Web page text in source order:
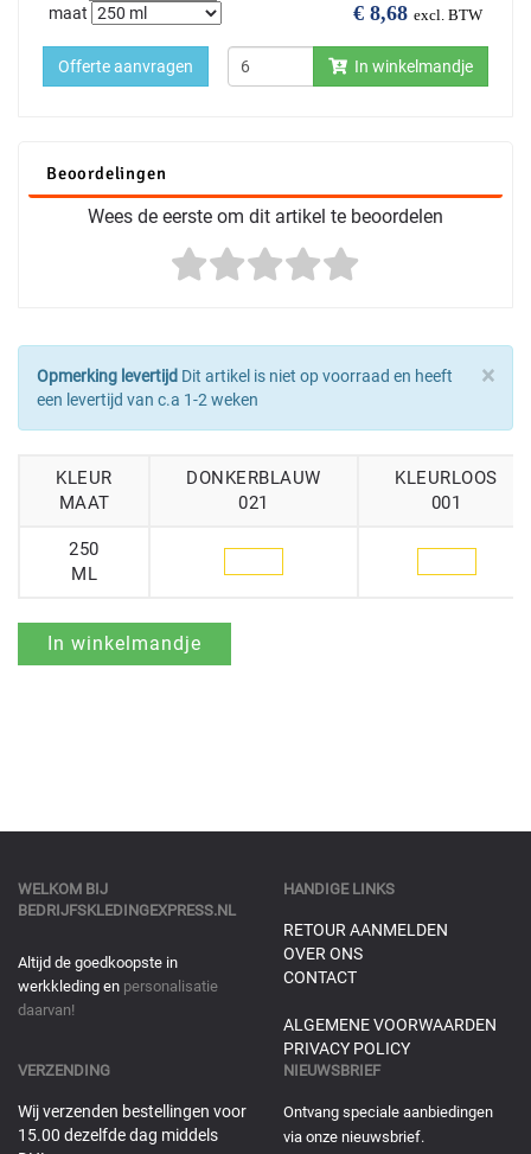
€ 8,68 excl. BTW
maat
In winkelmandje
Offerte aanvragen
Beoordelingen
Wees de eerste om dit artikel te beoordelen
×
Opmerking levertijd Dit artikel is niet op voorraad en heeft
een levertijd van c.a 1-2 weken
KLEUR
MAAT
DONKERBLAUW
021
KLEURLOOS
001
250
ML
WELKOM BIJ
BEDRIJFSKLEDINGEXPRESS.NL
Altijd de goedkoopste in
werkkleding en personalisatie
daarvan!
HANDIGE LINKS
RETOUR AANMELDEN
OVER ONS
CONTACT
ALGEMENE VOORWAARDEN
PRIVACY POLICY
VERZENDING
Wij verzenden bestellingen voor
15.00 dezelfde dag middels
NIEUWSBRIEF
Ontvang speciale aanbiedingen
via onze nieuwsbrief.